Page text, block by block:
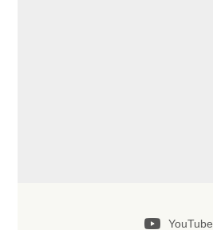
YouTube